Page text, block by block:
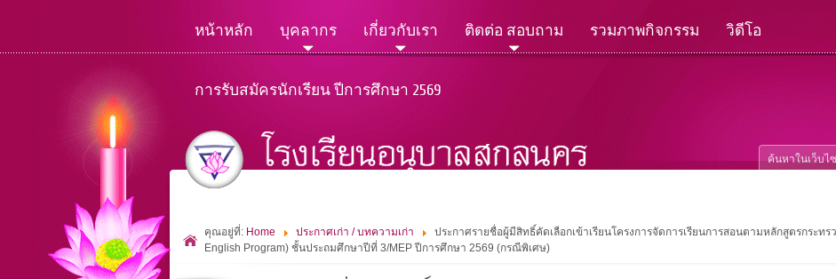
หน้าหลัก บุคลากร เกี่ยวกับเรา ติดต่อ สอบถาม รวมภาพกิจกรรม วิดีโอ
การรับสมัครนักเรียน ปีการศึกษา 2569
คุณอยู่ที่: Home ประกาศเก่า / บทความเก่า
ประกาศรายชื่อผู้มีสิทธิ์คัดเลือกเข้าเรียนโครงการจัดการเรียนการสอนตามหลักสูตรกระท
English Program) ชั้นประถมศึกษาปีที่ 3/MEP ปีการศึกษา 2569 (กรณีพิเศษ)